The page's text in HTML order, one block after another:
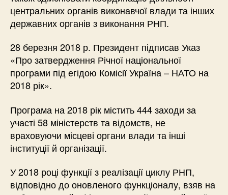
центральних органів виконавчої влади та інших
державних органів з виконання РНП.
28 березня 2018 р. Президент підписав Указ
«Про затвердження Річної національної
програми під егідою Комісії Україна – НАТО на
2018 рік».
Програма на 2018 рік містить 444 заходи за
участі 58 міністерств та відомств, не
враховуючи місцеві органи влади та інші
інституції й організації.
У 2018 році функції з реалізації циклу РНП,
відповідно до оновленого функціоналу, взяв на